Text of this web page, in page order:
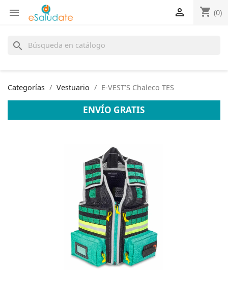
 shopping_cart (0)

search
Categorías Vestuario E-VEST’S Chaleco TES
ENVÍO GRATIS